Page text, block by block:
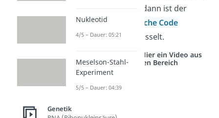
genau dienen. Erst dann ist der
sogenannte
genetische Code
vollständig entschlüsselt.
Studyflix vernetzt: Hier ein Video aus
einem anderen Bereich
Nukleotid
4/5 – Dauer: 05:21
Meselson-Stahl-
Experiment
5/5 – Dauer: 04:39
Genetik